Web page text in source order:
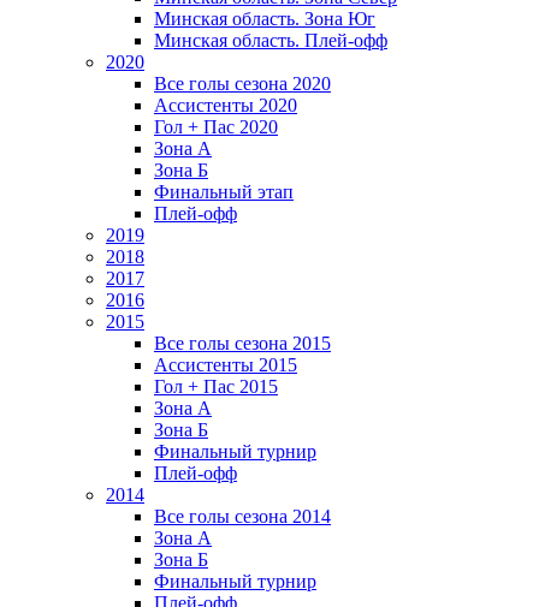
Минская область. Зона Юг
Минская область. Плей-офф
2020
Все голы сезона 2020
Ассистенты 2020
Гол + Пас 2020
Зона А
Зона Б
Финальный этап
Плей-офф
2019
2018
2017
2016
2015
Все голы сезона 2015
Ассистенты 2015
Гол + Пас 2015
Зона А
Зона Б
Финальный турнир
Плей-офф
2014
Все голы сезона 2014
Зона А
Зона Б
Финальный турнир
Плей-офф